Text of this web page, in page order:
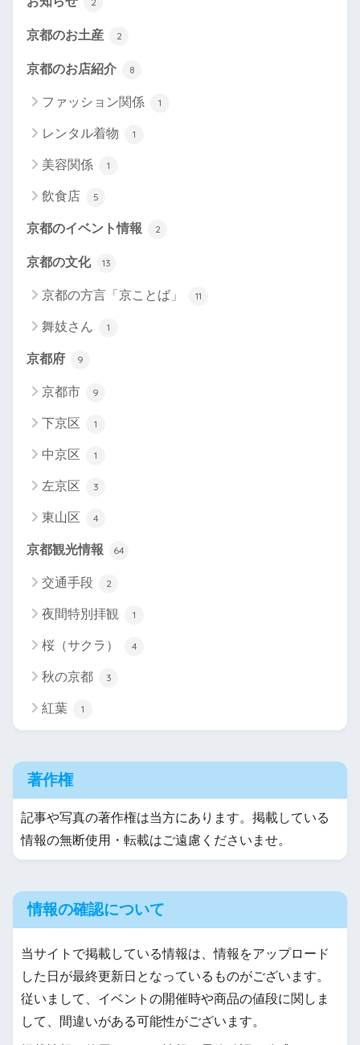
京都のお土産 2
京都のお店紹介 8
ファッション関係 1
レンタル着物 1
美容関係 1
飲食店 5
京都のイベント情報 2
京都の文化 13
京都の方言「京ことば」 11
舞妓さん 1
京都府 9
京都市 9
下京区 1
中京区 1
左京区 3
東山区 4
京都観光情報 64
交通手段 2
夜間特別拝観 1
桜（サクラ） 4
秋の京都 3
紅葉 1
著作権
記事や写真の著作権は当方にあります。掲載している
情報の無断使用・転載はご遠慮くださいませ。
情報の確認について
当サイトで掲載している情報は、情報をアップロード
した日が最終更新日となっているものがございます。
従いまして、イベントの開催時や商品の値段に関しま
して、間違いがある可能性がございます。